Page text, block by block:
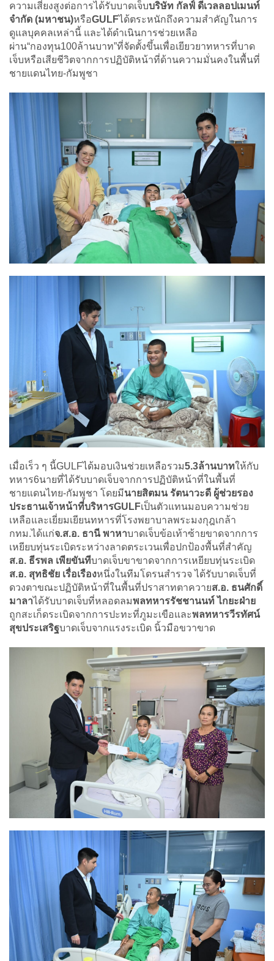
ความเสี่ยงสูงต่อการได้รับบาดเจ็บบริษัท กัลฟ์ ดีเวลลอปเมนท์
จำกัด (มหาชน)หรือGULFได้ตระหนักถึงความสำคัญในการ
ดูแลบุคคลเหล่านี้ และได้ดำเนินการช่วยเหลือ
ผ่าน“กองทุน100ล้านบาท”ที่จัดตั้งขึ้นเพื่อเยียวยาทหารที่บาด
เจ็บหรือเสียชีวิตจากการปฏิบัติหน้าที่ด้านความมั่นคงในพื้นที่
ชายแดนไทย-กัมพูชา
เมื่อเร็ว ๆ นี้GULFได้มอบเงินช่วยเหลือรวม5.3ล้านบาทให้กับ
ทหาร6นายที่ได้รับบาดเจ็บจากการปฏิบัติหน้าที่ในพื้นที่
ชายแดนไทย-กัมพูชา โดยมีนายสิตมน รัตนาวะดี ผู้ช่วยรอง
ประธานเจ้าหน้าที่บริหารGULFเป็นตัวแทนมอบความช่วย
เหลือและเยี่ยมเยียนทหารที่โรงพยาบาลพระมงกุฎเกล้า
กทม.ได้แก่จ.ส.อ. ธานี พาหาบาดเจ็บข้อเท้าซ้ายขาดจากการ
เหยียบทุ่นระเบิดระหว่างลาดตระเวนเพื่อปกป้องพื้นที่สำคัญ
ส.อ. ธีรพล เพียขันทีบาดเจ็บขาขาดจากการเหยียบทุ่นระเบิด
ส.อ. สุทธิชัย เรื่อเรืองหนึ่งในทีมโดรนสำรวจ ได้รับบาดเจ็บที่
ดวงตาขณะปฏิบัติหน้าที่ในพื้นที่ปราสาทตาควายส.อ. ธนศักดิ์
มาลาได้รับบาดเจ็บที่หลอดลมพลทหารรัชชานนท์ ไกยะฝ่าย
ถูกสะเก็ดระเบิดจากการปะทะที่ภูมะเขือและพลทหารวีรทัศน์
สุขประเสริฐบาดเจ็บจากแรงระเบิด นิ้วมือขวาขาด